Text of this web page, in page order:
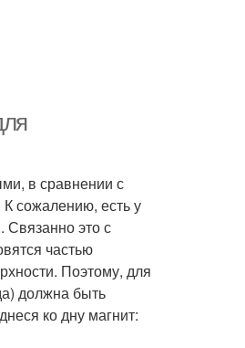
в сравнении с
сожалению, есть у
Связанно это с
частью
Поэтому, для
должна быть
ко дну магнит: